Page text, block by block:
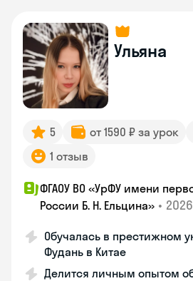
Ульяна
5 от 1590 ₽ за урок
1 отзыв
ФГАОУ ВО «УрФУ имени
России Б. Н. Ельцина» •
Обучалась в престижном
Фудань в Китае
Делится личным опытом